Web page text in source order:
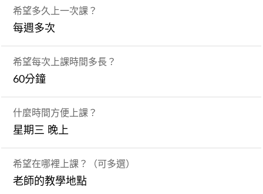
希望多久上一次課？
每週多次
希望每次上課時間多長？
60分鐘
什麼時間方便上課？
星期三 晚上
希望在哪裡上課？（可多選）
老師的教學地點